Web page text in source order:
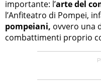
importante: l’arte del
l’Anfiteatro di Pompei,
pompeiani, ovvero una
combattimenti proprio